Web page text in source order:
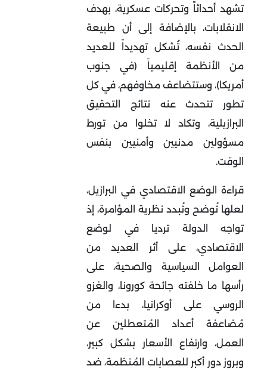
تشهد أحداثاً وتحركات عسكرية، بهدف
الانقلابات، بالإضافة إلى أن طبيعة
الحدث نفسه، تُشكل تهديداً للعديد
من الأنظمة إقليمياً (في جنوب
أمريكا)، وستتضاعف مخاوفهم، في كل
تطور تتحدث عنه نتائج التحقيق
البرازيلية، وتكاد لا تخلوا من تورط
مسؤولين مدنيين وأمنيين بنفس
الوقت.
قراءة الوضع الاقتصادي في البرازيل،
لعلها تُوضح وتُبدد نظرية المؤامرة، إذ
تواجه الدولة ترديا في لوضع
الاقتصادي، على أثر العديد من
العوامل السياسية والصحية، على
رأسها ما خلفته جائحة كورونا، والغزو
الروسي على أوكرانيا، بدءا من
مُضاعفة أعداد المُتعطلين عن
العمل، وارتفاع الأسعار بشكل كبير،
وبروز دور أكبر للعصابات المُنظمة، ضد